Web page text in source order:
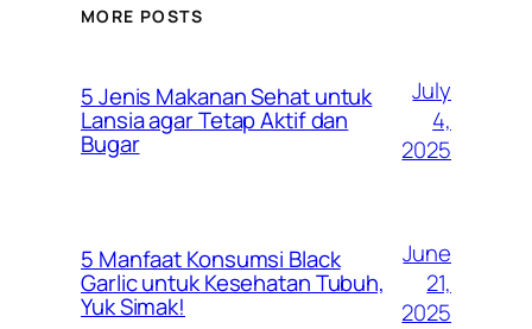
MORE POSTS
5 Jenis Makanan Sehat untuk
Lansia agar Tetap Aktif dan
Bugar
July
4,
2025
5 Manfaat Konsumsi Black
Garlic untuk Kesehatan Tubuh,
Yuk Simak!
June
21,
2025